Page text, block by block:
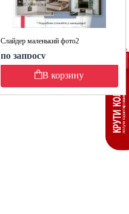
Слайдер маленький фото2
по запросу
В корзину